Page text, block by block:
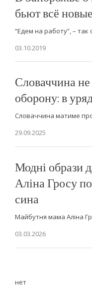
бьют всё
“Едем на работу”, –
03.10.2019
Словаччина
оборону: в
Словаччина матиме
29.09.2025
Модні образи
Аліна Гросу
сина
Майбутня мама Аліна
03.03.2026
нет